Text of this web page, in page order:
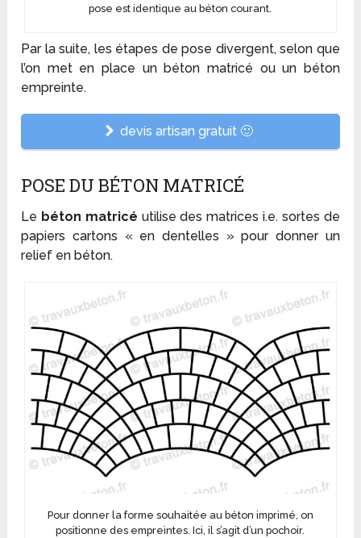
pose est identique au béton courant.
Par la suite, les étapes de pose divergent, selon que
l’on met en place un béton matricé ou un béton
empreinte.
devis artisan gratuit 🙂
POSE DU BÉTON MATRICÉ
Le béton matricé utilise des matrices i.e. sortes de
papiers cartons « en dentelles » pour donner un
relief en béton.
Pour donner la forme souhaitée au béton imprimé, on
positionne des empreintes. Ici, il s’agit d’un pochoir.